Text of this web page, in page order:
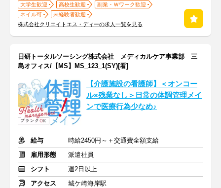
大学生歓迎 高校生歓迎
副業・Ｗワーク歓迎
ネイル可
未経験者歓迎
株式会社クリエイトエス・ディーの求人一覧を見る
日研トータルソーシング株式会社 メディカルケア事業部 三
島オフィス/【MS】MS_123_1(SY)[看]
【介護施設の看護師】＜オンコー
ル×残業なし＞日常の体調管理メイ
ンで医療行為少なめ♪
給与
時給2450円～＋交通費全額支給
雇用形態
派遣社員
シフト
週2日以上
アクセス
城ケ崎海岸駅